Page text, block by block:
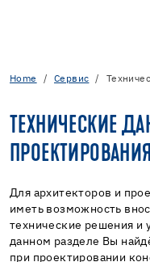
Home Cервис
ТЕХНИЧЕСКИЕ
ПРОЕКТИРОВАНИЯ
Для архитекторов и
иметь возможность
технические решения и
данном разделе Вы
при проектировании